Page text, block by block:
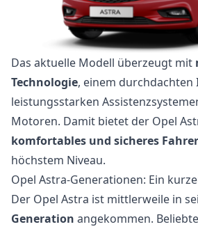
Das aktuelle Modell überzeugt mit
Technologie, einem durchdachten
leistungsstarken
Motoren. Damit bietet der Opel
komfortables und sicheres
höchstem Niveau.
Opel Astra-Generationen: Ein
Der Opel Astra ist mittlerweile in
Generation angekommen.